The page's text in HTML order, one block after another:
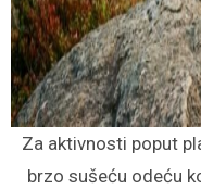
Za aktivnosti poput
brzo sušeću odeću